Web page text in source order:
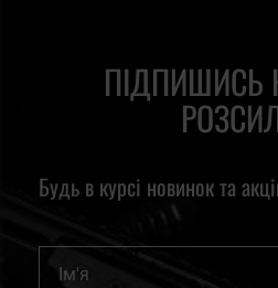
ПІДПИШИСЬ
Будь в курсі новинок та